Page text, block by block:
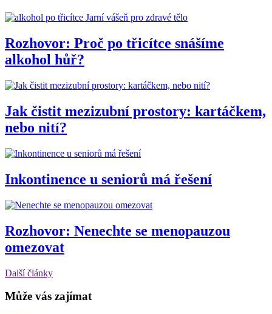
Jarní vášeň pro zdravé tělo
Rozhovor: Proč po třicítce snášíme
alkohol hůř?
Jak čistit mezizubní prostory: kartáčkem,
nebo nití?
Inkontinence u seniorů má řešení
Rozhovor: Nenechte se menopauzou
omezovat
Další články
Může vás zajímat